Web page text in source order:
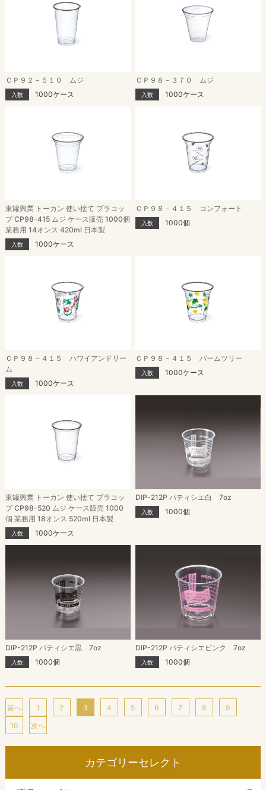
ＣＰ９２－５１０ ムジ
入数 1000ケース
ＣＰ９８－３７０ ムジ
入数 1000ケース
東罐興業 トーカン 使い捨て プラコッ
プ CP98-415 ムジ ケース販売 1000個
業務用 14オンス 420ml 日本製
入数 1000ケース
ＣＰ９８－４１５ コンフォート
入数 1000個
ＣＰ９８－４１５ ハワイアンドリー
ム
入数 1000ケース
ＣＰ９８－４１５ パームツリー
入数 1000ケース
東罐興業 トーカン 使い捨て プラコッ
プ CP98-520 ムジ ケース販売 1000
個 業務用 18オンス 520ml 日本製
入数 1000ケース
DIP-212P パティシエ白 7oz
入数 1000個
DIP-212P パティシエ黒 7oz
入数 1000個
DIP-212P パティシエピンク 7oz
入数 1000個
前へ 1 2 3 4 5 6 7 8
9
10
次へ
カテゴリーセレクト